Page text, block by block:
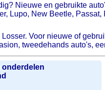
Nieuwe en gebruikte
Lupo, New Beetle,
Voor nieuwe of
tweedehands auto's,
onderdelen